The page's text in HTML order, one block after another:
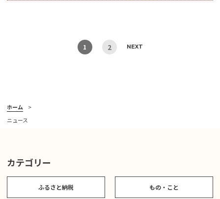
1 2 NEXT
ホーム
ニュース
カテゴリー
ふるさと納税 もの・こと